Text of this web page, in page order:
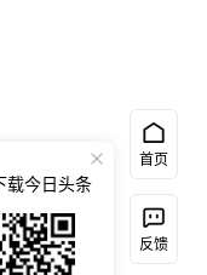
首页
反馈
载今日头条